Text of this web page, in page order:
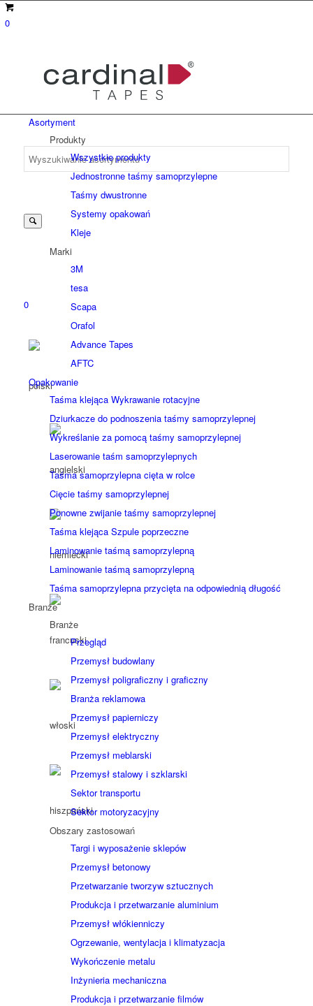
0
0
Asortyment
Produkty
Wszystkie produkty
Jednostronne taśmy samoprzylepne
Taśmy dwustronne
Systemy opakowań
Kleje
Marki
3M
tesa
Scapa
Orafol
Advance Tapes
AFTC
Opakowanie
Taśma klejąca Wykrawanie rotacyjne
Dziurkacze do podnoszenia taśmy samoprzylepnej
Wykreślanie za pomocą taśmy samoprzylepnej
Laserowanie taśm samoprzylepnych
Taśma samoprzylepna cięta w rolce
Cięcie taśmy samoprzylepnej
Ponowne zwijanie taśmy samoprzylepnej
Taśma klejąca Szpule poprzeczne
Laminowanie taśmą samoprzylepną
Laminowanie taśmą samoprzylepną
Taśma samoprzylepna przycięta na odpowiednią długość
Branże
Branże
Przegląd
Przemysł budowlany
Przemysł poligraficzny i graficzny
Branża reklamowa
Przemysł papierniczy
Przemysł elektryczny
Przemysł meblarski
Przemysł stalowy i szklarski
Sektor transportu
Sektor motoryzacyjny
Obszary zastosowań
Targi i wyposażenie sklepów
Przemysł betonowy
Przetwarzanie tworzyw sztucznych
Produkcja i przetwarzanie aluminium
Przemysł włókienniczy
Ogrzewanie, wentylacja i klimatyzacja
Wykończenie metalu
Inżynieria mechaniczna
Produkcja i przetwarzanie filmów